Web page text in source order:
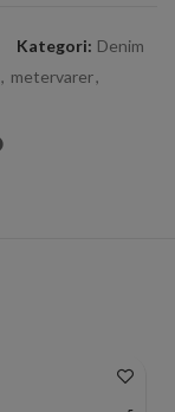
Kategori: Denim
, metervarer,